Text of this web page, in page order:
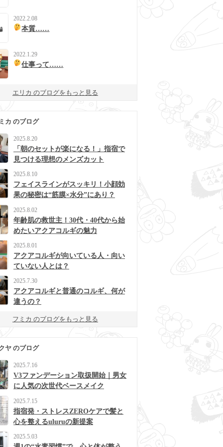
2022.2.08
本質……
2022.1.29
仕事って……
エリカ のブログをもっと見る
カ のブログ
2025.8.20
「朝のセットが楽になる！」指宿で
見つける理想のメンズカット
2025.8.10
フェイスラインがスッキリ！小顔効
果の秘密は“筋膜×水分”にあり？
2025.8.02
年齢肌の救世主！30代・40代から始
めたいアクアコルギの魅力
2025.8.01
アクアコルギが向いている人・向い
ていない人とは？
2025.7.30
アクアコルギと普通のコルギ、何が
違うの？
フミカ のブログをもっと見る
ヤ のブログ
2025.7.16
V3ファンデーション取扱開始｜男女
に人気の次世代ベースメイク
2025.7.15
指宿発・ストレスZEROケアで髪と
心を整えるuluruの新提案
2025.5.03